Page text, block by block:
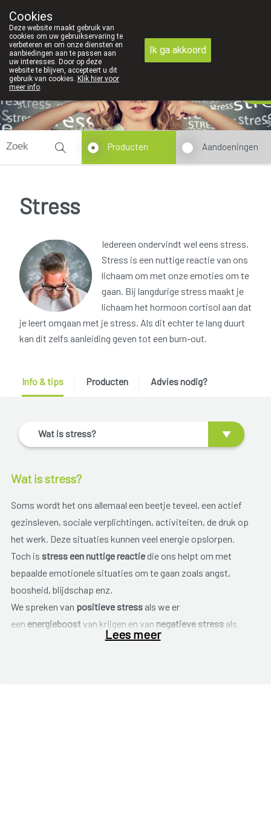
03/312 12 20
Producten Aandoeningen
Stress
Iedereen ondervindt wel eens stress.
Stress is een nuttige reactie van ons
lichaam om met onze emoties om te
gaan. Bij langdurige stress maakt je
lichaam het hormoon cortisol aan dat
je leert omgaan met je stress. Als dit echter te lang duurt
kan dit zelfs aanleiding geven tot een burn-out.
Info & tips Producten Advies nodig?
Wat is stress?
Wat is stress?
Soms wordt het ons allemaal een beetje teveel, een actief
gezinsleven, sociale verplichtingen, activiteiten, de druk op
het werk. Deze situaties kunnen veel energie opslorpen.
Toch is stress een nuttige reactiedie ons helpt om met
bepaalde emotionele situaties om te gaan zoals angst,
boosheid, blijdschap enz.
We spreken van positieve stressals we er
een energieboostvan krijgen en van negatieve stressals
niet meer verder kunnen.
Lees meer
Cookies
Deze website maakt gebruik van
cookies om uw gebruikservaring te
verbeteren en om onze diensten en
aanbiedingen aan te passen aan
uw interesses. Door op deze
website te blijven, accepteert u dit
gebruik van cookies. Klik hier voor
meer info.
Ik ga akkoord